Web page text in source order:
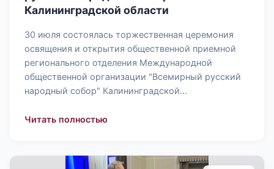
Калининградской области
30 июля состоялась торжественная церемония
освящения и открытия общественной приемной
регионального отделения Международной
общественной организации "Всемирный русский
народный собор" Калининградской…
Читать полностью: Состоялась торжественная